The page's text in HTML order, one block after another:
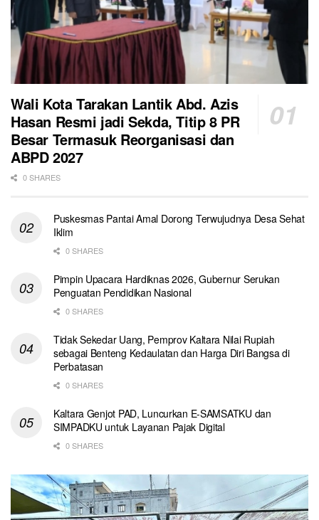
Wali Kota Tarakan Lantik Abd. Azis
Hasan Resmi jadi Sekda, Titip 8 PR
Besar Termasuk Reorganisasi dan
ABPD 2027
0 SHARES
Puskesmas Pantai Amal Dorong Terwujudnya Desa Sehat
Iklim
0 SHARES
Pimpin Upacara Hardiknas 2026, Gubernur Serukan
Penguatan Pendidikan Nasional
0 SHARES
Tidak Sekedar Uang, Pemprov Kaltara Nilai Rupiah
sebagai Benteng Kedaulatan dan Harga Diri Bangsa di
Perbatasan
0 SHARES
Kaltara Genjot PAD, Luncurkan E-SAMSATKU dan
SIMPADKU untuk Layanan Pajak Digital
0 SHARES